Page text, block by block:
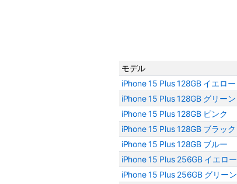
モデル
iPhone 15 Plus 128GB イエロー
iPhone 15 Plus 128GB グリーン
iPhone 15 Plus 128GB ピンク
iPhone 15 Plus 128GB ブラック
iPhone 15 Plus 128GB ブルー
iPhone 15 Plus 256GB イエロー
iPhone 15 Plus 256GB グリーン